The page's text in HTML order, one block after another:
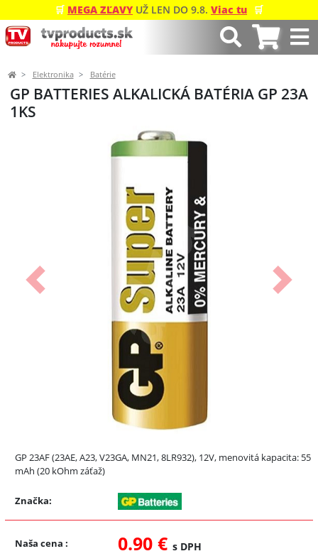
🛒 MEGA ZĽAVY UŽ LEN DO 9.8. Viac tu 🛒
Elektronika Batérie
GP BATTERIES ALKALICKÁ BATÉRIA GP 23A
1KS
Predchádzajúci Ďalší
GP 23AF (23AE, A23, V23GA, MN21, 8LR932), 12V, menovitá kapacita: 55
mAh (20 kOhm záťaž)
Značka:
Naša cena : 0.90 € s DPH